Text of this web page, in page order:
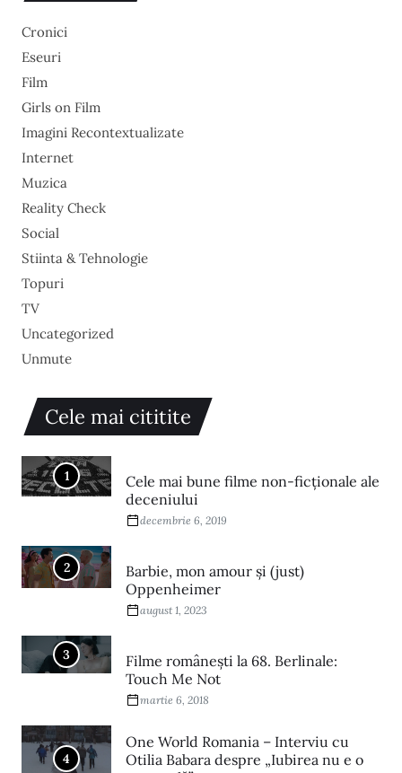
Cronici
Eseuri
Film
Girls on Film
Imagini Recontextualizate
Internet
Muzica
Reality Check
Social
Stiinta & Tehnologie
Topuri
TV
Uncategorized
Unmute
Cele mai cititite
1
Cele mai bune filme non-ficționale ale
deceniului
decembrie 6, 2019
2
Barbie, mon amour și (just)
Oppenheimer
august 1, 2023
3
Filme româneşti la 68. Berlinale:
Touch Me Not
martie 6, 2018
4
One World Romania – Interviu cu
Otilia Babara despre „Iubirea nu e o